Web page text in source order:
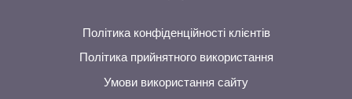
Політика конфіденційності клієнтів
Політика прийнятного використання
Умови використання сайту